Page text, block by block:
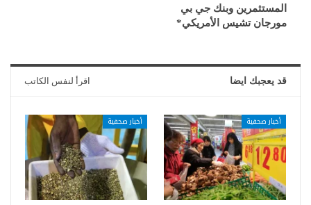
المستثمرين وبنك جي بي
مورجان تشيس الأمريكي*
قد يعجبك ايضا اقرأ لنفس الكاتب
أخبار صحفية أخبار صحفية